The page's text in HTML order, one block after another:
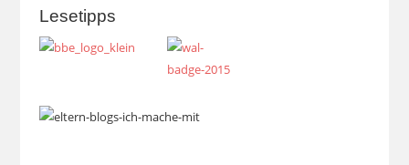
Lesetipps